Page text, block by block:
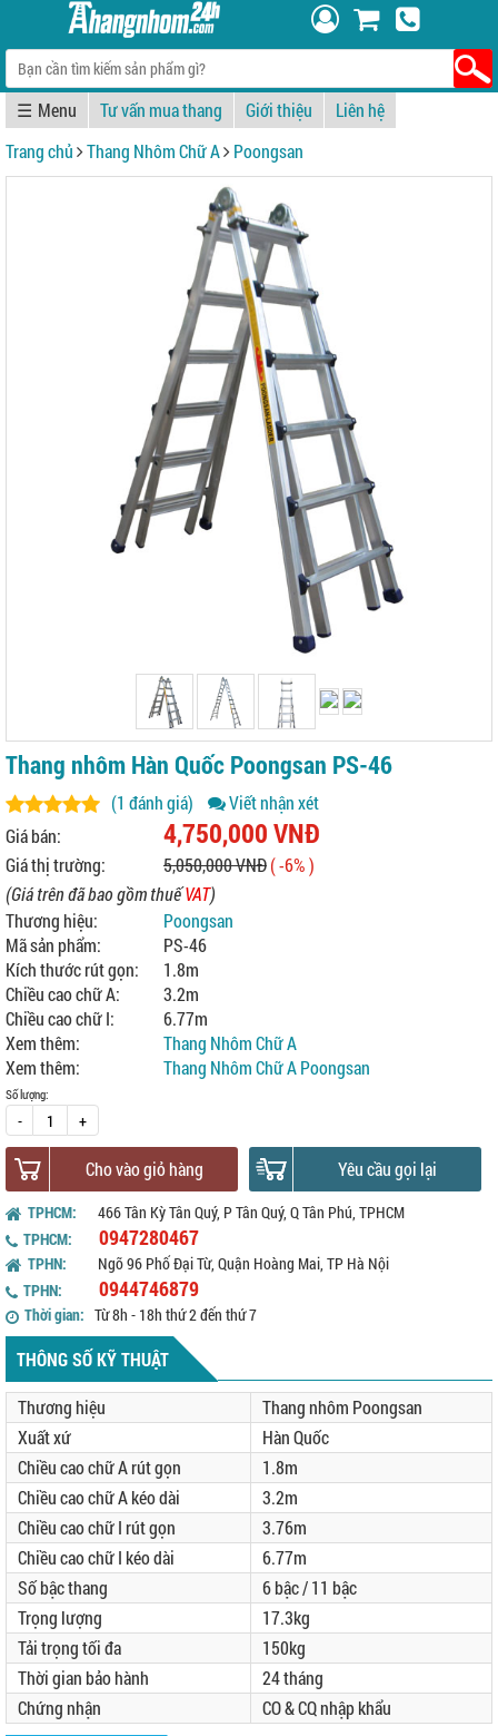
☰ Tư vấn mua thang Giới thiệu
Liên hệ
Trang chủ
Thang Nhôm Chữ A Poongsan
Thang nhôm Hàn Quốc Poongsan PS-46
(1 đánh giá)
Viết nhận xét
Giá bán:
4,750,000 VNĐ
Giá thị trường: 5,050,000 VNĐ( -6% )
(Giá trên đã bao gồm thuếVAT)
Thương hiệu:
Poongsan
Mã sản phẩm:
PS-46
Kích thước rút gọn:
1.8m
Chiều cao chữ A:
3.2m
Chiều cao chữ I:
6.77m
Xem thêm:
Thang Nhôm Chữ A
Xem thêm:
Thang Nhôm Chữ A Poongsan
Số lượng:
- +
Cho vào giỏ hàng Yêu cầu gọi lại
TPHCM:
466 Tân Kỳ Tân Quý, P Tân Quý, Q Tân Phú, TPHCM
TPHCM:
0947280467
TPHN:
Ngõ 96 Phố Đại Từ, Quận Hoàng Mai, TP Hà Nội
TPHN:
0944746879
Thời gian: Từ 8h - 18h thứ 2 đến thứ 7
THÔNG SỐ KỸ THUẬT
Thương hiệu
Thang nhôm Poongsan
Xuất xứ
Hàn Quốc
Chiều cao chữ A rút gọn
1.8m
Chiều cao chữ A kéo dài
3.2m
Chiều cao chữ I rút gọn
3.76m
Chiều cao chữ I kéo dài
6.77m
Số bậc thang
6 bậc / 11 bậc
Trọng lượng
17.3kg
Tải trọng tối đa
150kg
Thời gian bảo hành
24 tháng
Chứng nhận
CO & CQ nhập khẩu